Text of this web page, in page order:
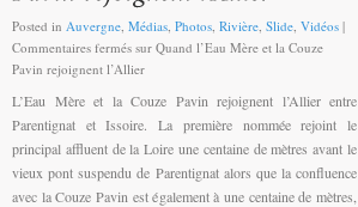
Posted in Auvergne Médias Photos Rivière Slide Vidéos |
Commentaires fermés sur Quand l’Eau Mère et la Couze
Pavin rejoignent l’Allier
L’Eau Mère et la Couze Pavin rejoignent l’Allier entre
Parentignat et Issoire. La première nommée rejoint le
principal affluent de la Loire une centaine de mètres avant le
vieux pont suspendu de Parentignat alors que la confluence
avec la Couze Pavin est également à une centaine de mètres,